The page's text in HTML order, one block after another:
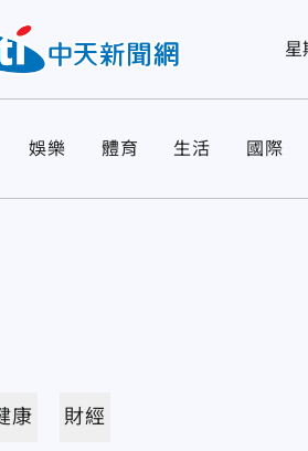
星
娛樂 體育 生活 國際
康 財經